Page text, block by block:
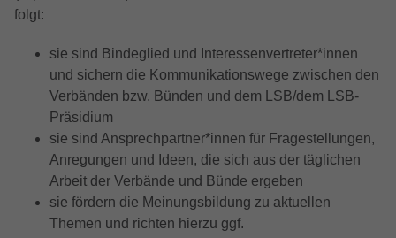
folgt:
sie sind Bindeglied und Interessenvertreter*innen
und sichern die Kommunikationswege zwischen den
Verbänden bzw. Bünden und dem LSB/dem LSB-
Präsidium
sie sind Ansprechpartner*innen für Fragestellungen,
Anregungen und Ideen, die sich aus der täglichen
Arbeit der Verbände und Bünde ergeben
sie fördern die Meinungsbildung zu aktuellen
Themen und richten hierzu ggf.
Besucher eine Website nutzen, und hilft
erhobenen Daten umfassen die Anzahl
der Besucher, die Quelle, aus der sie
stammen, und die Seiten in
Name _gcl_au
Anbieter Google Analytics
Name
Anbieter ReadSpeaker
Laufzeit 4 Tage
Zweck
Speichert die Einstellungen vom
ReadSpeaker
Name
Anbieter Google Ads
Zweck
Nutzeraktionen nach Anzeigenklicks zu
verfolgen (Conversion-Tracking) und
personalisierte Werbung anzuzeigen.
Externe Inhalte
Wir verwenden auf unserer Website externe Inhalte, um
Ihnen zusätzliche Informationen anzubieten.
Name NID
Anbieter
YouTube (Google Ireland Limited, Gordon
House, Barrow Street, Dublin 4, Ireland)
Laufzeit 6 Monate
Cookie-Informationen anzeigen